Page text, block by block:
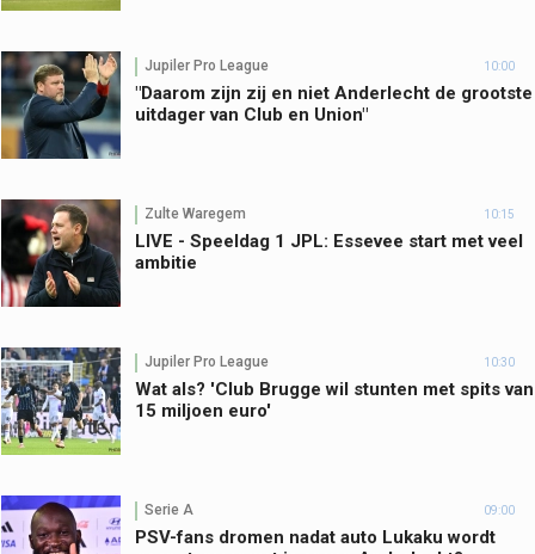
Jupiler Pro League 10:00
"Daarom zijn zij en niet Anderlecht de grootste
uitdager van Club en Union"
Zulte Waregem 10:15
LIVE - Speeldag 1 JPL: Essevee start met veel
ambitie
Jupiler Pro League 10:30
Wat als? 'Club Brugge wil stunten met spits van
15 miljoen euro'
Serie A 09:00
PSV-fans dromen nadat auto Lukaku wordt